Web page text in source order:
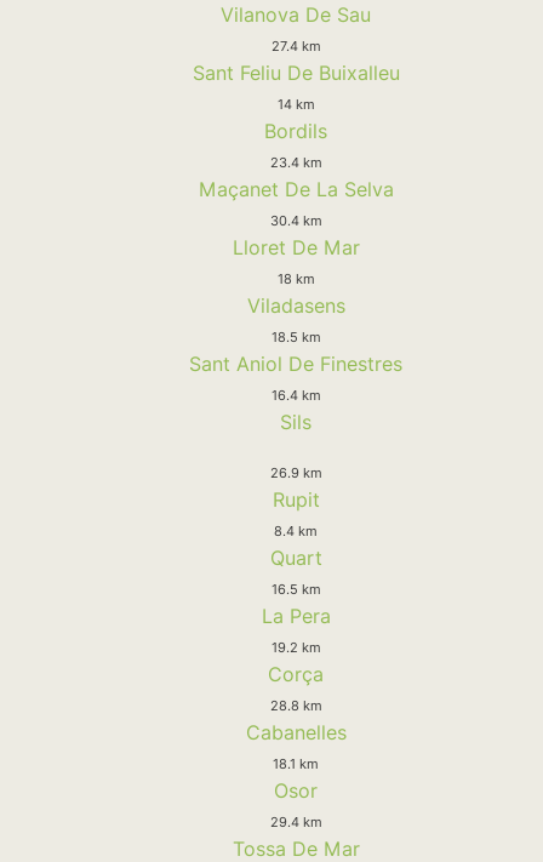
Vilanova De Sau
27.4 km
Sant Feliu De Buixalleu
14 km
Bordils
23.4 km
Maçanet De La Selva
30.4 km
Lloret De Mar
18 km
Viladasens
18.5 km
Sant Aniol De Finestres
16.4 km
Sils
26.9 km
Rupit
8.4 km
Quart
16.5 km
La Pera
19.2 km
Corça
28.8 km
Cabanelles
18.1 km
Osor
29.4 km
Tossa De Mar